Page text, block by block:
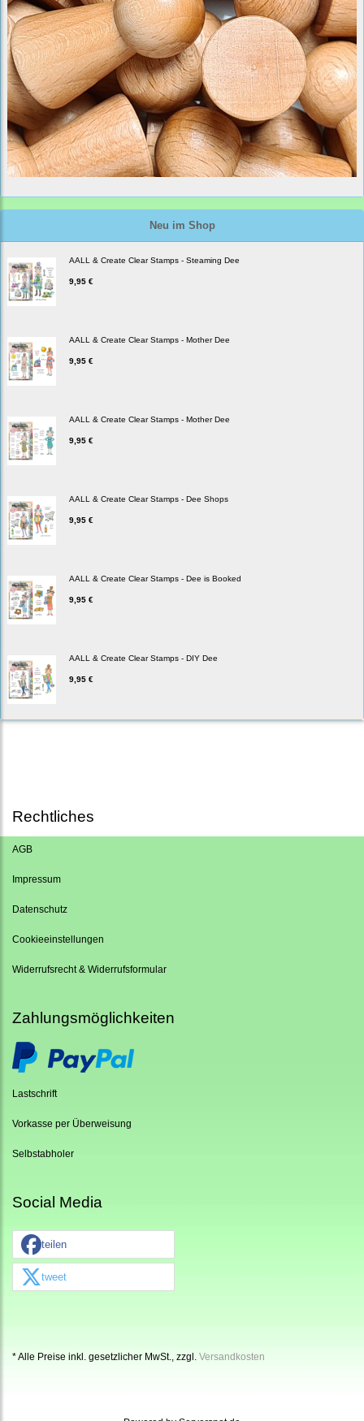
Neu im Shop
AALL & Create Clear Stamps - Steaming Dee
9,95 €
AALL & Create Clear Stamps - Mother Dee
9,95 €
AALL & Create Clear Stamps - Mother Dee
9,95 €
AALL & Create Clear Stamps - Dee Shops
9,95 €
AALL & Create Clear Stamps - Dee is Booked
9,95 €
AALL & Create Clear Stamps - DIY Dee
9,95 €
Rechtliches
AGB
Impressum
Datenschutz
Cookieeinstellungen
Widerrufsrecht & Widerrufsformular
Zahlungsmöglichkeiten
Lastschrift
Vorkasse per Überweisung
Selbstabholer
Social Media
teilen
tweet
* Alle Preise inkl. gesetzlicher MwSt., zzgl. Versandkosten